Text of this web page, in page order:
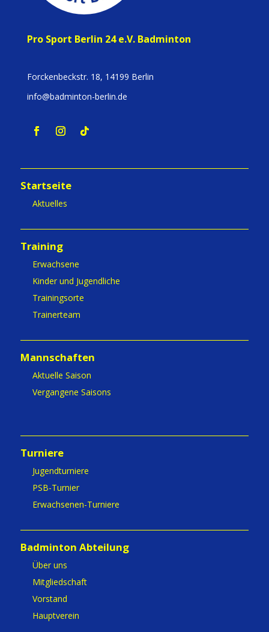
Pro Sport Berlin 24 e.V. Badminton
Forckenbeckstr. 18, 14199 Berlin
info@badminton-berlin.de
Startseite
Aktuelles
Training
Erwachsene
Kinder und Jugendliche
Trainingsorte
Trainerteam
Mannschaften
Aktuelle Saison
Vergangene Saisons
Turniere
Jugendturniere
PSB-Turnier
Erwachsenen-Turniere
Badminton Abteilung
Über uns
Mitgliedschaft
Vorstand
Hauptverein